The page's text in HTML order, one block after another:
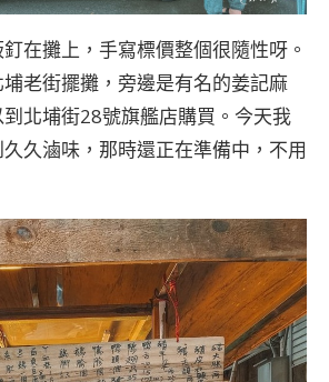
在攤上，手寫標價整個很隨性呀。
老街擺攤，旁邊是有名的姜記麻
北埔街28號旗艦店購買。今天我
久滷味，那時還正在準備中，不用